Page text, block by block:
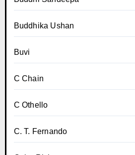
Buddhika Ushan
Buvi
C Chain
C Othello
C. T. Fernando